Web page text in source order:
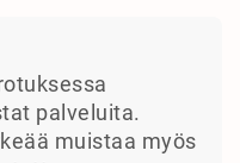
palveluita.
muistaa myös